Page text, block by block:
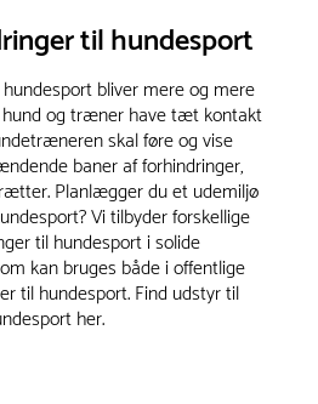
til hundesport
bliver mere og mere
og træner have tæt kontakt
skal føre og vise
baner af forhindringer,
Planlægger du et udemiljø
Vi tilbyder forskellige
til hundesport i solide
kan bruges både i offentlige
til hundesport. Find udstyr til
her.